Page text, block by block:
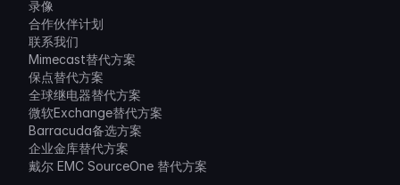
录像
合作伙伴计划
联系我们
Mimecast替代方案
保点替代方案
全球继电器替代方案
微软Exchange替代方案
Barracuda备选方案
企业金库替代方案
戴尔 EMC SourceOne 替代方案